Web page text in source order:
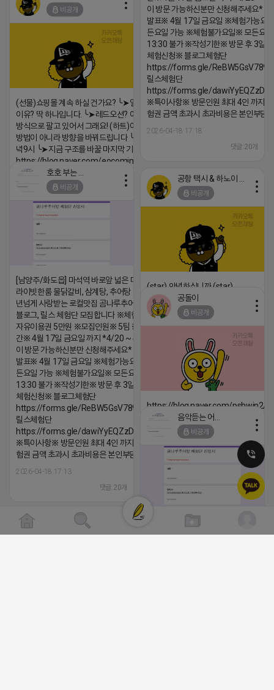
이 방문 가능하신분만 신청해주세요* ※
발표※ 4월 17일 금요일 ※체험가능요
든요일 가능 ※체험불가요일※ 모든요
13:30 불가 ※작성기한※ 방문 후 3일
체험신청※ 블로그체험단
https://forms.gle/
릴스체험단
https://forms.gle/
※특이사항※ 방문인원 최대 4인 까지
험권 금액 초과시 초과비용은 본인부담
2026-04-18 17:18
댓글:20개
비공개
(선물)쇼핑몰 계속 하실 건가요? ╰➤열심히 해도 안되는
이유? 딱 하나입니다. ╰➤레드오션? 아니요! ╰➤모두 같은
방식으로 팔고 있어서 그래요! (하트)이번엔 다릅니다. ╰➤
방법이 아니라 방향을 바꿔드립니다 ╰➤4월 21일(화) 저
녁9시 ╰➤지금 구조를 바꿀 마지막 기회
https://blog.naver.com/eocomim/224250518436
2026-04-18 17:15
비공개
[남양주/화도읍] 마석역 바로앞 넓은 매장과, 프
라이빗한룸 물닭갈비, 삼계탕, 추어탕 맛집 10
년넘게 사랑받는 로컬맛집 곰나루추어탕에서
블로그, 릴스 체험단 모집합니다 ※체험메뉴※
자유이용권 5만원 ※모집인원※ 5팀 ※모집기
간※ 4월 17일 금요일 까지 *4/20 ~ 4/26 사
이 방문 가능하신분만 신청해주세요* ※체험단
발표※ 4월 17일 금요일 ※체험가능요일※ 모
든요일 가능 ※체험불가요일※ 모든요일 12 ~
13:30 불가 ※작성기한※ 방문 후 3일 이내 ※
체험신청※ 블로그체험단
https://forms.gle/ReBW5GsV789ur2Pz6
릴스체험단
https://forms.gle/dawiYyEQZzDdqf8W8
※특이사항※ 방문인원 최대 4인 까지 가능 체
험권 금액 초과시 초과비용은 본인부담입니다.
2026-04-18 17:13
댓글:20개
비공개
(star) 안녕하십니까 (star)
2026-04-18 17:12
공돌이
비공개
https://blog.naver.com/pshwin2/
2026-04-18 17:12
댓글:20개
비공개
[남양주/화도읍] 마석역 바로앞 넓은 매
라이빗한룸 물닭갈비, 삼계탕, 추어탕 맛
비공개